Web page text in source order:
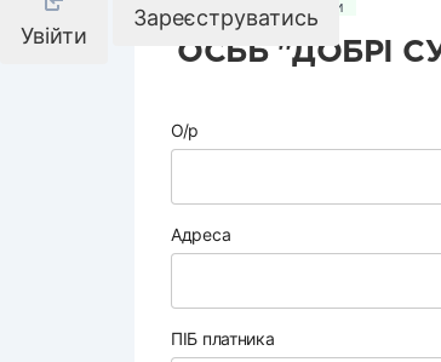
Увійти
Зареєструватись
Комунальні послуги
ОСББ "ДОБРІ
О/р
Адреса
ПІБ платника